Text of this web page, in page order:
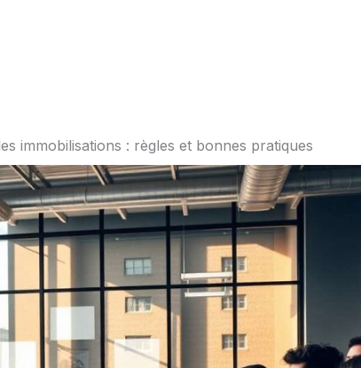
immobilisations : règles et bonnes pratiques